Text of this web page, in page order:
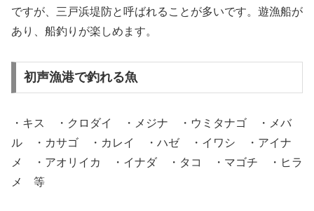
ですが、三戸浜堤防と呼ばれることが多いです。遊漁船が
あり、船釣りが楽しめます。
初声漁港で釣れる魚
・キス ・クロダイ ・メジナ ・ウミタナゴ ・メバ
ル ・カサゴ ・カレイ ・ハゼ ・イワシ ・アイナ
メ ・アオリイカ ・イナダ ・タコ ・マゴチ ・ヒラ
メ 等